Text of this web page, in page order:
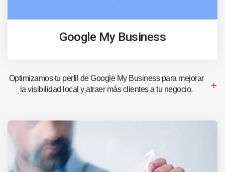
Google My Business
Optimizamos tu perfil de Google My Business para mejorar
la visibilidad local y atraer más clientes a tu negocio.